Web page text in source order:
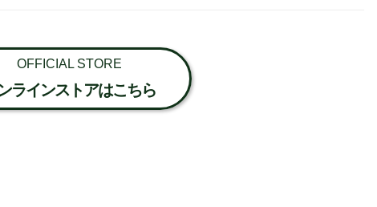
OFFICIAL STORE
ラインストアはこちら